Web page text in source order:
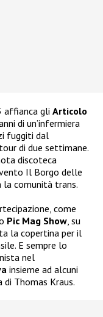
affianca gli Articolo
di un’infermiera
fuggiti dal
di due settimane.
discoteca
Il Borgo delle
la comunità trans.
come
Pic Mag Show , su
la copertina per il
E sempre lo
nel
insieme ad alcuni
Thomas Kraus.